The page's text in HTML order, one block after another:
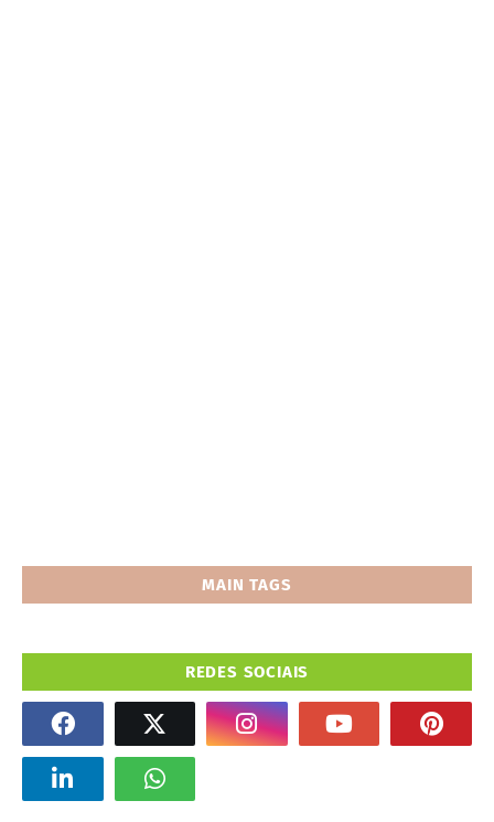
MAIN TAGS
REDES SOCIAIS